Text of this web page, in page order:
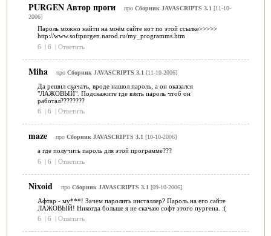
PURGEN Автор проги про Сборник JAVASCRIPTS 3.1 [11-10-
2006]
Пароль можно найти на моём сайте вот по этой ссылке>>>>>
http://www.softpurgen.narod.ru/my_programms.htm
6
| 6 | Ответить
Miha про Сборник JAVASCRIPTS 3.1 [11-10-2006]
Да решил скачать, вроде нашол пароль, а он оказался
"ЛАЖОВЫЙ". Подскажите где взять пароль чтоб он
работал????????
6
| 6 | Ответить
maze про Сборник JAVASCRIPTS 3.1 [10-10-2006]
а где получить пароль для этой программе???
6
| 6 | Ответить
Nixoid про Сборник JAVASCRIPTS 3.1 [09-10-2006]
Афтар - му***! Зачем паролить инсталлер? Пароль на его сайте
ЛАЖОВЫЙ! Никогда больше я не скачаю софт этого пургена. :(
6
| 6 | Ответить